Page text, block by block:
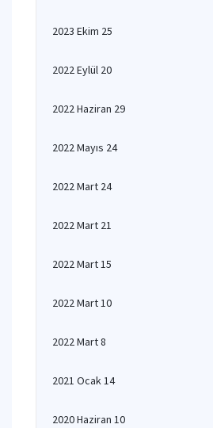
2023 Ekim 25
2022 Eylül 20
2022 Haziran 29
2022 Mayıs 24
2022 Mart 24
2022 Mart 21
2022 Mart 15
2022 Mart 10
2022 Mart 8
2021 Ocak 14
2020 Haziran 10